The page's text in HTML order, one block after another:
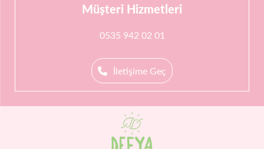
Müşteri Hizmetleri
0535 942 02 01
İletişime Geç